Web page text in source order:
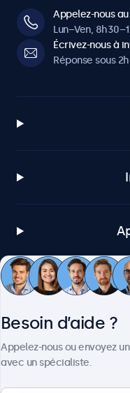
Appelez-nous
Lun–Ven,
Écrivez-nous à
Réponse sous
Besoin d’aide ?
Appelez-nous ou envoyez
avec un spécialiste.